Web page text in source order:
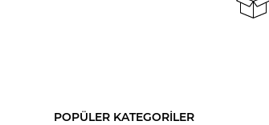
POPÜLER KATEGORİLER